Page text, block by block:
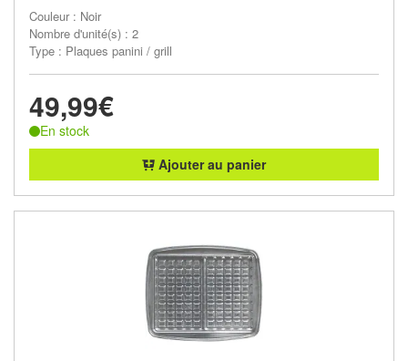
Couleur : Noir
Nombre d'unité(s) : 2
Type : Plaques panini / grill
49,99€
En stock
Ajouter au panier